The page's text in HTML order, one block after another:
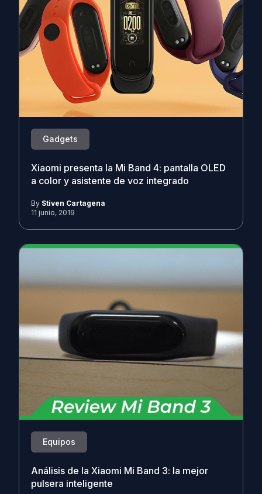
Gadgets
Xiaomi presenta la Mi Band 4: pantalla OLED
a color y asistente de voz integrado
By Stiven Cartagena
11 junio, 2019
Equipos
Análisis de la Xiaomi Mi Band 3: la mejor
pulsera inteligente